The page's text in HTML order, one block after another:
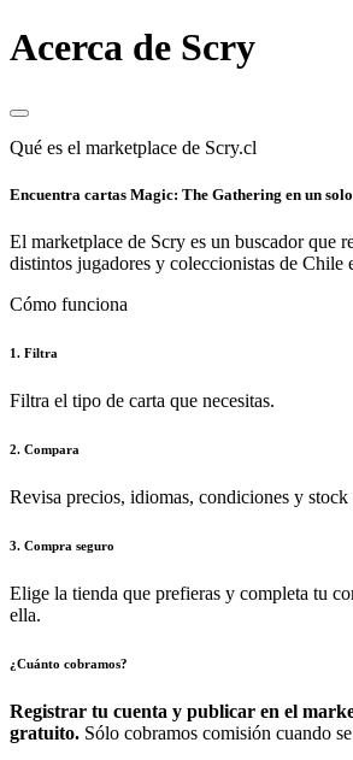
Acerca de Scry
Qué es el marketplace de Scry.cl
Encuentra cartas Magic: The Gathering en un
El marketplace de Scry es un buscador que
distintos jugadores y coleccionistas de Chile
Cómo funciona
1. Filtra
Filtra el tipo de carta que necesitas.
2. Compara
Revisa precios, idiomas, condiciones y stock
3. Compra seguro
Elige la tienda que prefieras y completa tu
ella.
¿Cuánto cobramos?
Registrar tu cuenta y publicar en el
gratuito. Sólo cobramos comisión cuando